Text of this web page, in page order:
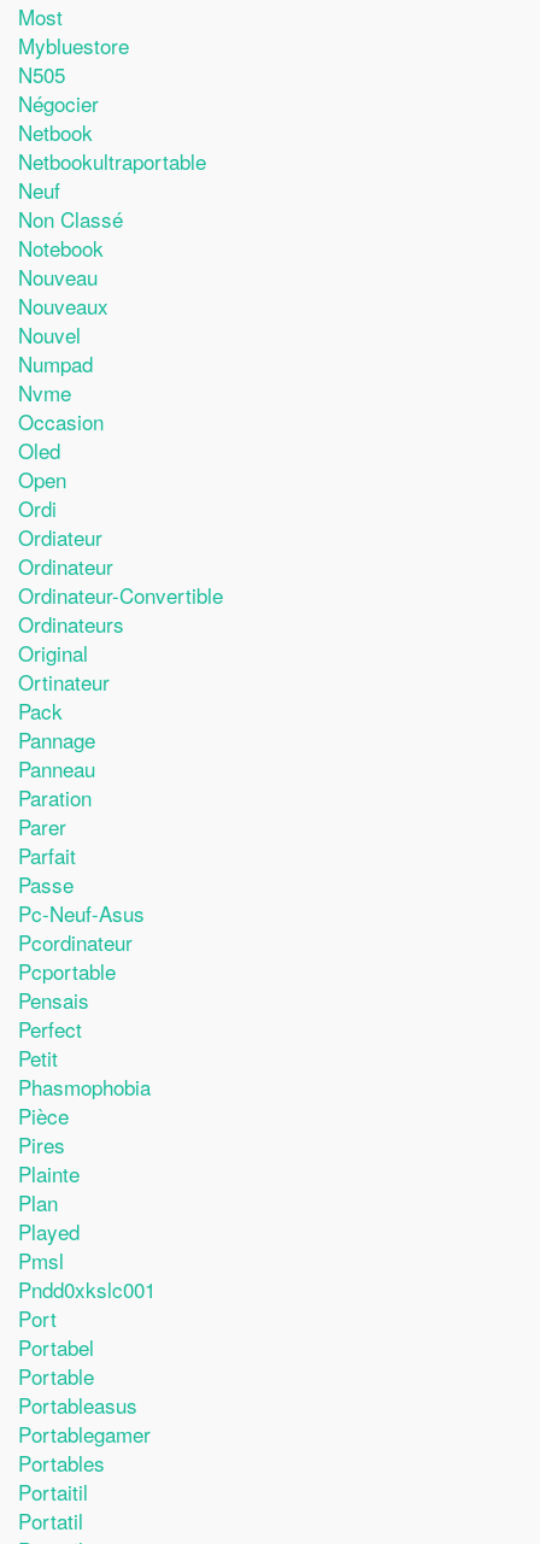
Most
Mybluestore
N505
Négocier
Netbook
Netbookultraportable
Neuf
Non Classé
Notebook
Nouveau
Nouveaux
Nouvel
Numpad
Nvme
Occasion
Oled
Open
Ordi
Ordiateur
Ordinateur
Ordinateur-Convertible
Ordinateurs
Original
Ortinateur
Pack
Pannage
Panneau
Paration
Parer
Parfait
Passe
Pc-Neuf-Asus
Pcordinateur
Pcportable
Pensais
Perfect
Petit
Phasmophobia
Pièce
Pires
Plainte
Plan
Played
Pmsl
Pndd0xkslc001
Port
Portabel
Portable
Portableasus
Portablegamer
Portables
Portaitil
Portatil